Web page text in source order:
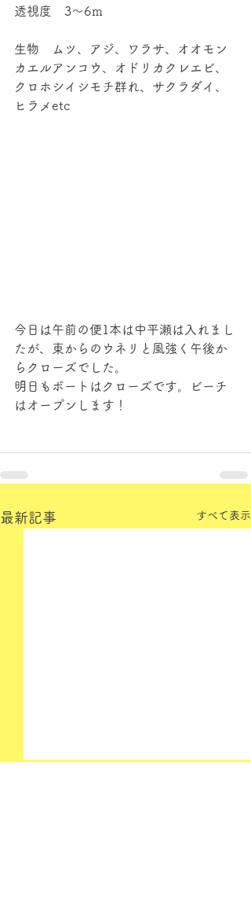
透視度　3～6ｍ
生物　ムツ、アジ、ワラサ、オオモン
カエルアンコウ、オドリカクレエビ、
クロホシイシモチ群れ、サクラダイ、
ヒラメetc
今日は午前の便1本は中平瀬は入れまし
たが、東からのウネリと風強く午後か
らクローズでした。
明日もボートはクローズです。ビーチ
はオープンします！
最新記事 すべて表示